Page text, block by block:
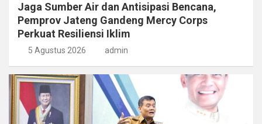
Jaga Sumber Air dan Antisipasi Bencana,
Pemprov Jateng Gandeng Mercy Corps
Perkuat Resiliensi Iklim
5 Agustus 2026 admin